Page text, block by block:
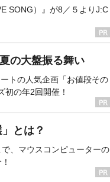
SONG）』が8／５よりJ:C
の大盤振る舞い
トの人気企画「お値段その
初の年2回開催！
とは？
、マウスコンピューターの